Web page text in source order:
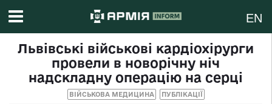
EN
Львівські військові кардіохірурги
провели в новорічну ніч
надскладну операцію на серці
ВІЙСЬКОВА МЕДИЦИНА ПУБЛІКАЦІЇ